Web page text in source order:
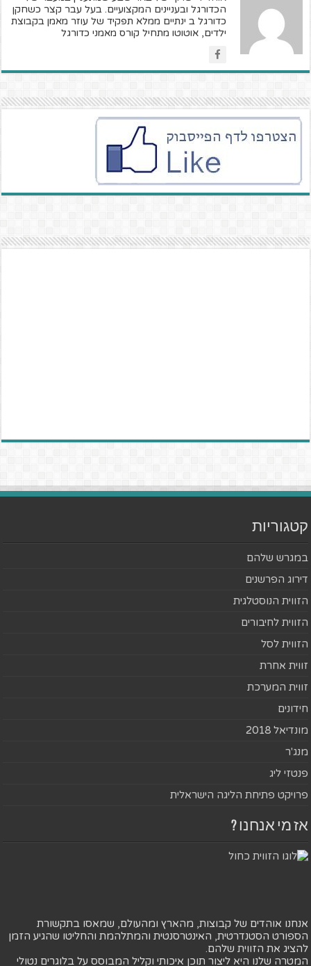
הכדורגל ובעניינים המקצועיים. בעל עבר קצר כשחקן
כדורגל ב ינתיים ממלא תפקיד של עוזר מאמן בקבוצת
ילדים, אוטוטו מתחיל קורס מאמני כדורגל
קטגוריות
במגרש שלהם
דירוג הפרשנים
הזווית הנוסטלגית
הזווית לחיבורים
הזווית לסל
זווית אחרת
זווית המערכת
חידונים
מונדיאל 2018
מנג'ר
פנטזי ליג
פרויקט פתיחת הליגה הישראלית
אז מי אנחנו ?
אנחנו אוהדים של קבוצות, מהארץ ומהעולם, שמאסו בתקשורת
הספורט הסטנדרטית, האינטרסנטית והמתלהמת והחליטו שהגיע הזמן
להציג את הזווית שלהם.
המטרה שלנו היא ליצור תוכן איכותי וקליל המבוסס על בלוגרים נטולי